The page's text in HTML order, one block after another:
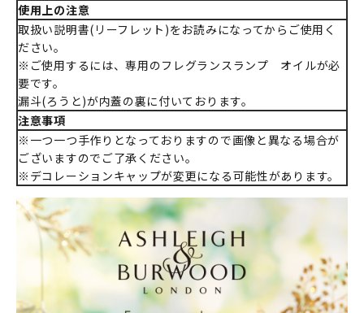
使用上の注意
取扱い説明書(リーフレット)をお読みになってからご使用く
ださい。
※ご使用するには、専用のフレグランスランプ オイルが必
要です。
漏斗(ろうと)が内蓋の裏に付いております。
注意事項
※一つ一つ手作りとなっておりますので画像と異なる場合が
ございますのでご了承ください。
※デコレーションキャップが変更になる可能性があります。